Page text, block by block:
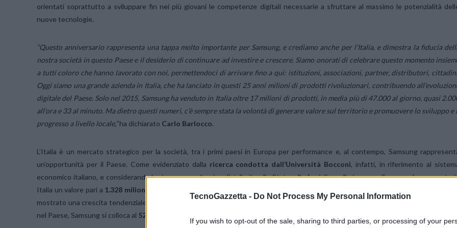
TecnoGazzetta - Do Not Process My Personal Information
If you wish to opt-out of the sale, sharing to third parties, or processing of your
orientati soprattutto a sviluppare fin nei più giovani le competenze digitali necessarie a sfruttare al massimo le potenzialità
nuove tecnologie.
“Questo anniversario rappresenta una tappa molto importante per Samsung, e crediamo anche per l’Italia, e dimostra la fiducia
nostra società in questo Paese e il desiderio di continuare ad investire e crescere. Siamo onorati di celebrare questo momento
a tutti coloro che hanno lavorato con noi, permettendoci di arrivare fino a qui: istituzioni, associazioni, partner, distributori,
Oggi siamo una grande azienda in Italia, che ha lanciato in questi 25 anni milioni di prodotti rivoluzionari, contribuendo
digitale del Paese. Solo nel 2015, Samsung ha venduto in Italia oltre 17 milioni di prodotti, in media più di 47.000 al giorno, quasi
all’ora e 33 al minuto. Ma dietro questi numeri, c’è sempre stata la volontà di generare valore sul territorio e promuovere lo sviluppo e
progresso a livello locale,”ha dichiarato Carlo Barlocco.
L’Italia è un mercato strategico per la società, tra i primi paesi in Europa per performance e, al contempo, Samsung
un’opportunità per il Paese. Come evidenziato dalla ricerca condotta dall’Università Bocconi, infatti, in riferimento al
economico italiano, e considerando le risorse complessive distribuite allo Stato, alle famiglie e alle imprese, Samsung ha generato
Italia un valore pari a 1.328 milioni di Euro nel solo 2015
mostrato una crescita tendenziale, tanto che
. Se si considera invece il fatturato della società
nel Paese, Samsung si colloca al 52° posto tra tutte le società italiane